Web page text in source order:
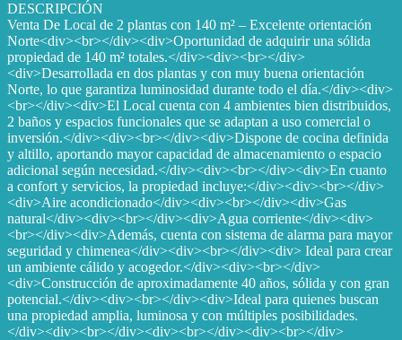
DESCRIPCIÓN
Venta De Local de 2 plantas con 140 m² – Excelente orientación
Norte<div><br></div><div>Oportunidad de adquirir una sólida
propiedad de 140 m² totales.</div><div><br></div>
<div>Desarrollada en dos plantas y con muy buena orientación
Norte, lo que garantiza luminosidad durante todo el día.</div><div>
<br></div><div>El Local cuenta con 4 ambientes bien distribuidos,
2 baños y espacios funcionales que se adaptan a uso comercial o
inversión.</div><div><br></div><div>Dispone de cocina definida
y altillo, aportando mayor capacidad de almacenamiento o espacio
adicional según necesidad.</div><div><br></div><div>En cuanto
a confort y servicios, la propiedad incluye:</div><div><br></div>
<div>Aire acondicionado</div><div><br></div><div>Gas
natural</div><div><br></div><div>Agua corriente</div><div>
<br></div><div>Además, cuenta con sistema de alarma para mayor
seguridad y chimenea</div><div><br></div><div> Ideal para crear
un ambiente cálido y acogedor.</div><div><br></div>
<div>Construcción de aproximadamente 40 años, sólida y con gran
potencial.</div><div><br></div><div>Ideal para quienes buscan
una propiedad amplia, luminosa y con múltiples posibilidades.
</div><div><br></div><div><br></div><div><br></div>